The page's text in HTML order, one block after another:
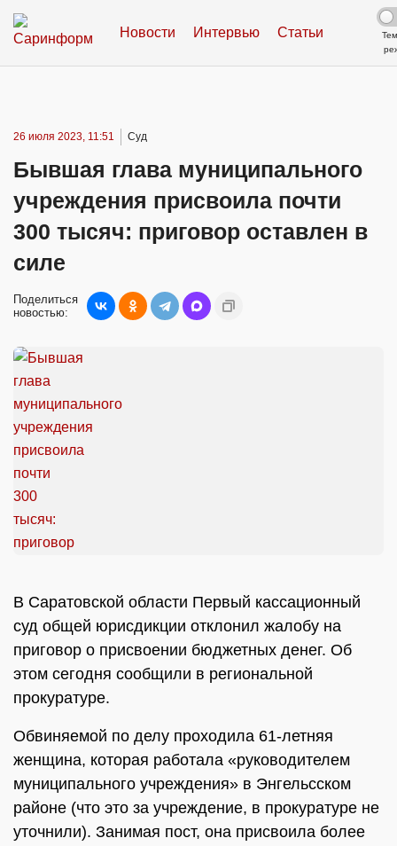
Новости Интервью Статьи
26 июля 2023, 11:51 Суд
Бывшая глава муниципального
учреждения присвоила почти
300 тысяч: приговор оставлен в
силе
Поделиться
новостью:
В Саратовской области Первый кассационный
суд общей юрисдикции отклонил жалобу на
приговор о присвоении бюджетных денег. Об
этом сегодня сообщили в региональной
прокуратуре.
Обвиняемой по делу проходила 61-летняя
женщина, которая работала «руководителем
муниципального учреждения» в Энгельсском
районе (что это за учреждение, в прокуратуре не
уточнили). Занимая пост, она присвоила более